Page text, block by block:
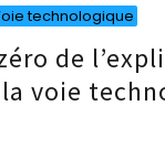
technologique
de
voie